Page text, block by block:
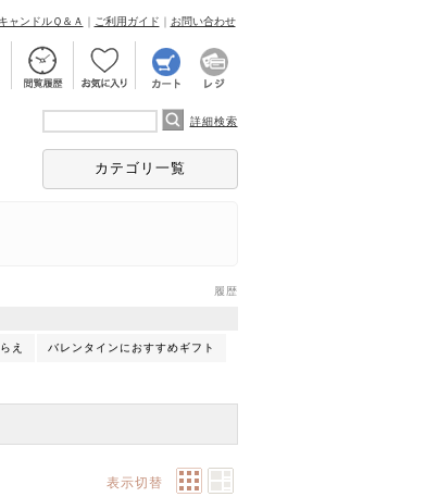
キャンドルＱ＆Ａ ｜ ご利用ガイド ｜ お問い合わせ
詳細検索
カテゴリ一覧
履歴
え バレンタインにおすすめギフト
表示切替